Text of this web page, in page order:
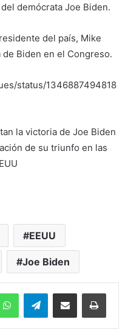
demócrata Joe Biden.
del país, Mike
Biden en el Congreso.
status/1346887494818
la victoria de Joe Biden
de su triunfo en las
EEUU
Joe Biden
WhatsAppTelegramCompartir por correo electrónico